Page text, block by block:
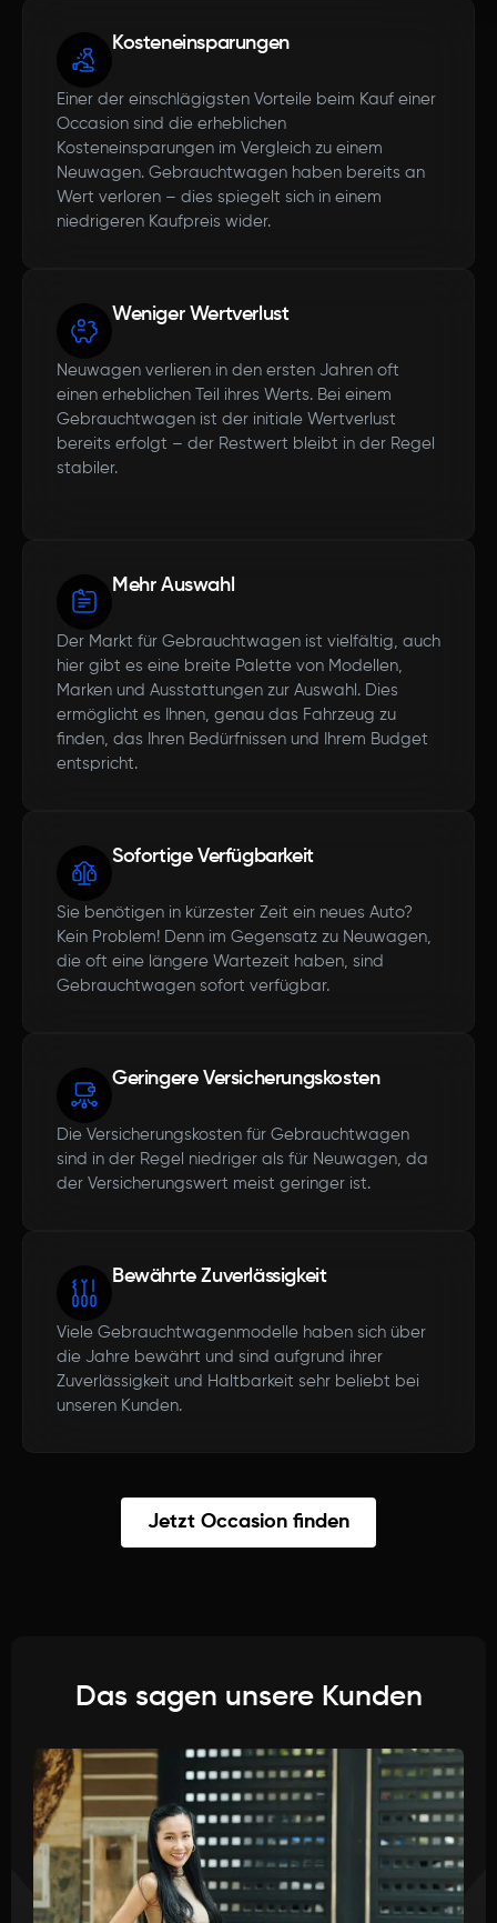
Kosteneinsparungen
Einer der einschlägigsten Vorteile beim Kauf einer
Occasion sind die erheblichen
Kosteneinsparungen im Vergleich zu einem
Neuwagen. Gebrauchtwagen haben bereits an
Wert verloren – dies spiegelt sich in einem
niedrigeren Kaufpreis wider.
Weniger Wertverlust
Neuwagen verlieren in den ersten Jahren oft
einen erheblichen Teil ihres Werts. Bei einem
Gebrauchtwagen ist der initiale Wertverlust
bereits erfolgt – der Restwert bleibt in der Regel
stabiler.
Mehr Auswahl
Der Markt für Gebrauchtwagen ist vielfältig, auch
hier gibt es eine breite Palette von Modellen,
Marken und Ausstattungen zur Auswahl. Dies
ermöglicht es Ihnen, genau das Fahrzeug zu
finden, das Ihren Bedürfnissen und Ihrem Budget
entspricht.
Sofortige Verfügbarkeit
Sie benötigen in kürzester Zeit ein neues Auto?
Kein Problem! Denn im Gegensatz zu Neuwagen,
die oft eine längere Wartezeit haben, sind
Gebrauchtwagen sofort verfügbar.
Geringere Versicherungskosten
Die Versicherungskosten für Gebrauchtwagen
sind in der Regel niedriger als für Neuwagen, da
der Versicherungswert meist geringer ist.
Bewährte Zuverlässigkeit
Viele Gebrauchtwagenmodelle haben sich über
die Jahre bewährt und sind aufgrund ihrer
Zuverlässigkeit und Haltbarkeit sehr beliebt bei
unseren Kunden.
Jetzt Occasion finden
Das sagen unsere Kunden